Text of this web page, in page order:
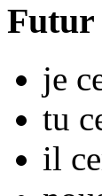
Futur
je
tu
il